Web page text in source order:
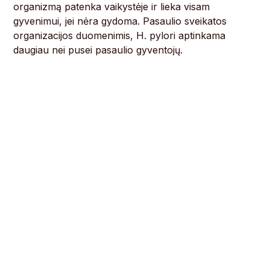
organizmą patenka vaikystėje ir lieka visam
gyvenimui, jei nėra gydoma. Pasaulio sveikatos
organizacijos duomenimis, H. pylori aptinkama
daugiau nei pusei pasaulio gyventojų.